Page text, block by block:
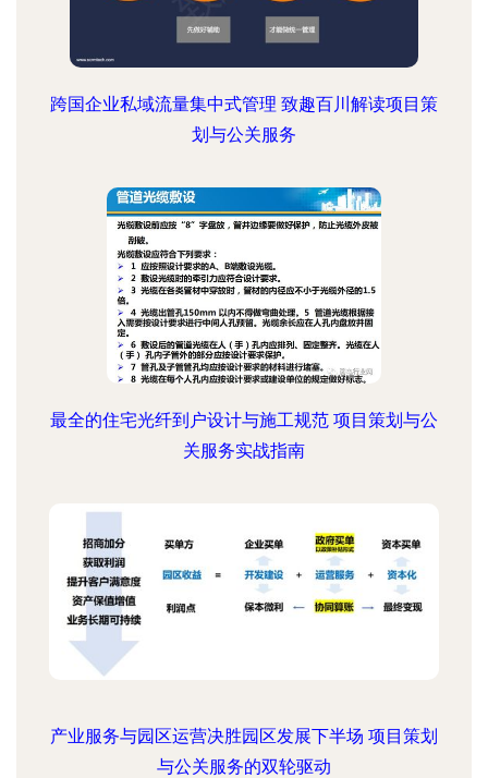
跨国企业私域流量集中式管理 致趣百川解读项目策
划与公关服务
最全的住宅光纤到户设计与施工规范 项目策划与公
关服务实战指南
产业服务与园区运营决胜园区发展下半场 项目策划
与公关服务的双轮驱动